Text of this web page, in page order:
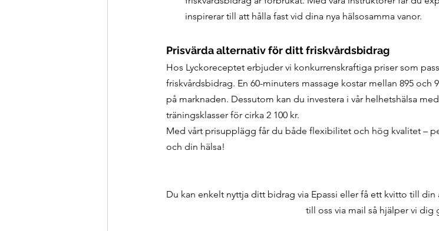
inspirerar till att hålla fast vid dina nya hälsosamma vanor.
Prisvärda alternativ för ditt friskvårdsbidrag
Hos Lyckoreceptet erbjuder vi konkurrenskraftiga priser som
friskvårdsbidrag. En 60-minuters massage kostar mellan 895 och
på marknaden. Dessutom kan du investera i vår helhetshälsa
träningsklasser för cirka 2 100 kr.
Med vårt prisupplägg får du både flexibilitet och hög kvalitet –
och din hälsa!
Du kan enkelt nyttja ditt bidrag via Epassi eller få ett kvitto till
till oss via mail så hjälper vi dig